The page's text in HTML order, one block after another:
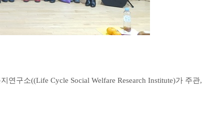
연구소((Life Cycle Social Welfare Research Institute)가 주관,